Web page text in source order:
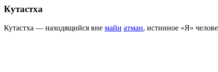
Кутастха
Кутастха — находящийся вне майи атман, истинное «Я»